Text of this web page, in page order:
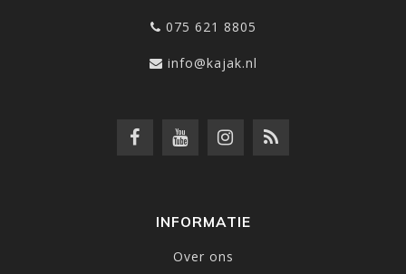
075 621 8805
info@kajak.nl
INFORMATIE
Over ons